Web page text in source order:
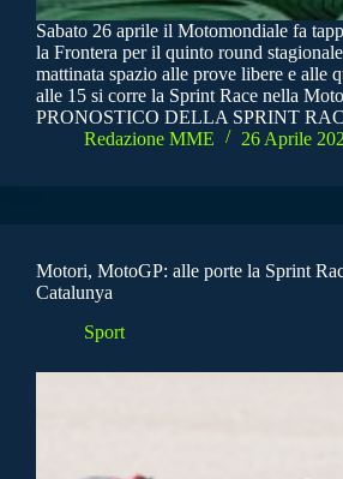
Sabato 26 aprile il Motomondiale fa
la Frontera per il quinto round
mattinata spazio alle prove libere e alle
alle 15 si corre la Sprint Race nella
PRONOSTICO DELLA SPRINT
Redazione MME
26 Aprile
Motori, MotoGP: alle porte la Sprint
Catalunya
Sport